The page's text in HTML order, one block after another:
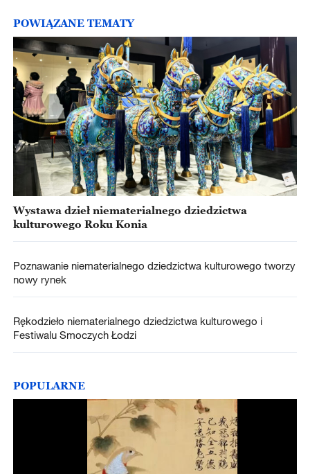
POWIĄZANE TEMATY
Wystawa dzieł niematerialnego dziedzictwa
kulturowego Roku Konia
Poznawanie niematerialnego dziedzictwa kulturowego tworzy
nowy rynek
Rękodzieło niematerialnego dziedzictwa kulturowego i
Festiwalu Smoczych Łodzi
POPULARNE